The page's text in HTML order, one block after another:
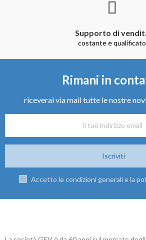
Supporto di
costante e qualificato
Rimani in
riceverai via mail tutte le nostre
Iscriviti
Accetto le condizioni generali e la